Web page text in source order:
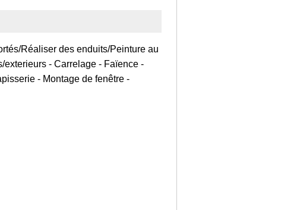
Réaliser des enduits/Peinture au
exterieurs - Carrelage - Faïence -
- Montage de fenêtre -